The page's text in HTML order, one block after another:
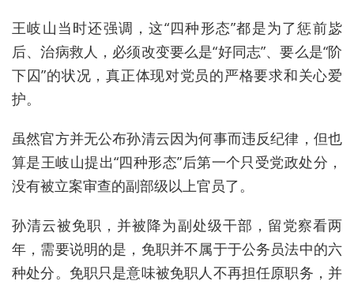
王岐山当时还强调，这“四种形态”都是为了惩前毖
后、治病救人，必须改变要么是“好同志”、要么是“阶
下囚”的状况，真正体现对党员的严格要求和关心爱
护。
虽然官方并无公布孙清云因为何事而违反纪律，但也
算是王岐山提出“四种形态”后第一个只受党政处分，
没有被立案审查的副部级以上官员了。
孙清云被免职，并被降为副处级干部，留党察看两
年，需要说明的是，免职并不属于于公务员法中的六
种处分。免职只是意味被免职人不再担任原职务，并